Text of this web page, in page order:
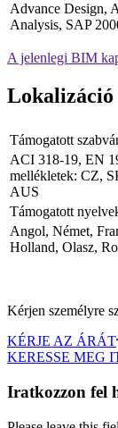
Advance Design,
Analysis, SAP
A jelenlegi BIM
Lokalizáció
Támogatott
ACI 318-19, EN
mellékletek: CZ,
AUS
Támogatott
Angol, Német,
Holland, Olasz,
Kérjen személyre
KÉRJE AZ ÁRÁT
KERESSE MEG
Iratkozzon fel